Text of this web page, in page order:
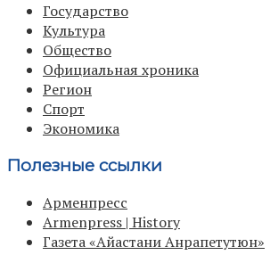
Государство
Культура
Общество
Официальная хроника
Регион
Спорт
Экономика
Полезные ссылки
Арменпресс
Armenpress | History
Газета «Айастани Анрапетутюн»